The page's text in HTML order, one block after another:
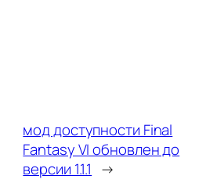
мод доступности Final
Fantasy VI обновлен до
версии 1.1.1 →